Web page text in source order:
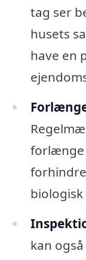
tag ser
husets
have en
forlænge
kan